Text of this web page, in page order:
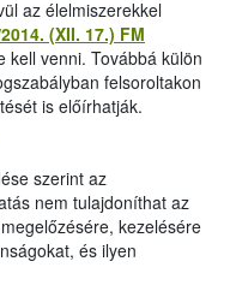
az élelmiszerekkel
(XII. 17.) FM
kell venni. Továbbá külön
felsoroltakon
is előírhatják.
szerint az
nem tulajdoníthat az
kezelésére
és ilyen